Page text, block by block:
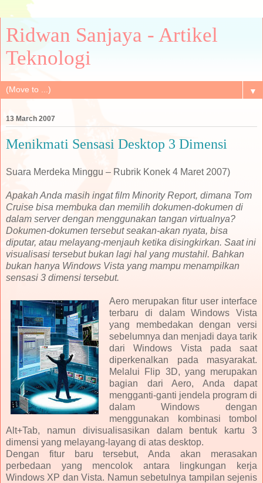
Ridwan Sanjaya - Artikel
Teknologi
▼
13 March 2007
Menikmati Sensasi Desktop 3 Dimensi
Suara Merdeka Minggu – Rubrik Konek 4 Maret 2007)
Apakah Anda masih ingat film Minority Report, dimana Tom
Cruise bisa membuka dan memilih dokumen-dokumen di
dalam server dengan menggunakan tangan virtualnya?
Dokumen-dokumen tersebut seakan-akan nyata, bisa
diputar, atau melayang-menjauh ketika disingkirkan. Saat ini
visualisasi tersebut bukan lagi hal yang mustahil. Bahkan
bukan hanya Windows Vista yang mampu menampilkan
sensasi 3 dimensi tersebut.
Aero merupakan fitur user interface
terbaru di dalam Windows Vista
yang membedakan dengan versi
sebelumnya dan menjadi daya tarik
dari Windows Vista pada saat
diperkenalkan pada masyarakat.
Melalui Flip 3D, yang merupakan
bagian dari Aero, Anda dapat
mengganti-ganti jendela program di
dalam Windows dengan
menggunakan kombinasi tombol
Alt+Tab, namun divisualisasikan dalam bentuk kartu 3
dimensi yang melayang-layang di atas desktop.
Dengan fitur baru tersebut, Anda akan merasakan
perbedaan yang mencolok antara lingkungan kerja
Windows XP dan Vista. Namun sebetulnya tampilan sejenis